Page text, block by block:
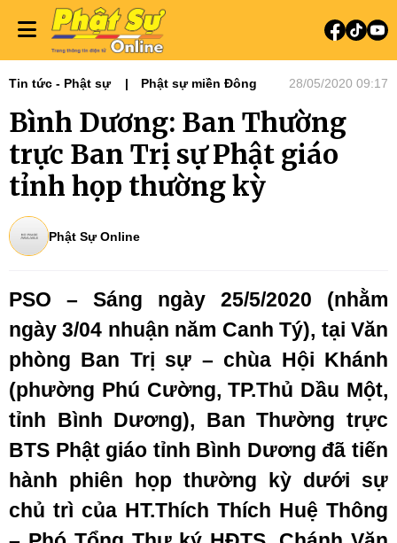
Tin tức - Phật sự Phật sự miền Đông 28/05/2020 09:17
Bình Dương: Ban Thường
trực Ban Trị sự Phật giáo
tỉnh họp thường kỳ
Phật Sự Online
PSO – Sáng ngày 25/5/2020 (nhằm
ngày 3/04 nhuận năm Canh Tý), tại Văn
phòng Ban Trị sự – chùa Hội Khánh
(phường Phú Cường, TP.Thủ Dầu Một,
tỉnh Bình Dương), Ban Thường trực
BTS Phật giáo tỉnh Bình Dương đã tiến
hành phiên họp thường kỳ dưới sự
chủ trì của HT.Thích Thích Huệ Thông